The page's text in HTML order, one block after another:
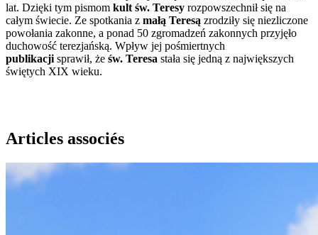
lat. Dzięki tym pismom kult św. Teresy rozpowszechnił się na
całym świecie. Ze spotkania z małą Teresą zrodziły się niezliczone
powołania zakonne, a ponad 50 zgromadzeń zakonnych przyjęło
duchowość terezjańską. Wpływ jej pośmiertnych
publikacji sprawił, że św. Teresa stała się jedną z największych
świętych XIX wieku.
Articles associés